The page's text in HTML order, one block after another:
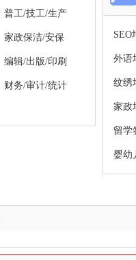
普工/技工/生产
家政保洁/安保
编辑/出版/印刷
财务/审计/统计
SEO
外语
纹绣
家政
留学
婴幼